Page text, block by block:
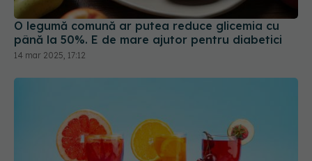
până la 50%. E de mare ajutor pentru diabetici
14 mar 2025, 17:12